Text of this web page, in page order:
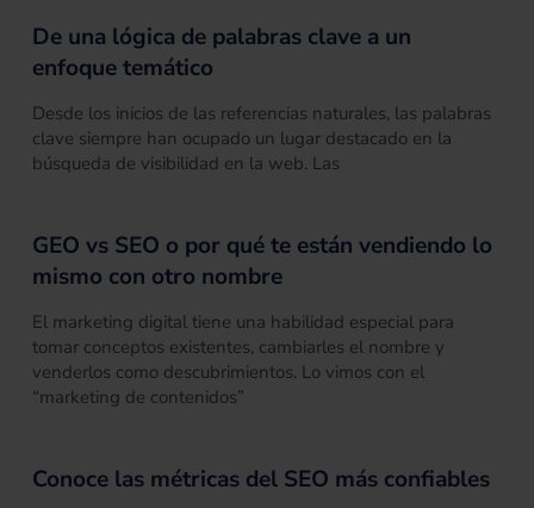
De una lógica de palabras clave a un
enfoque temático
Desde los inicios de las referencias naturales, las palabras
clave siempre han ocupado un lugar destacado en la
búsqueda de visibilidad en la web. Las
GEO vs SEO o por qué te están vendiendo lo
mismo con otro nombre
El marketing digital tiene una habilidad especial para
tomar conceptos existentes, cambiarles el nombre y
venderlos como descubrimientos. Lo vimos con el
“marketing de contenidos”
Conoce las métricas del SEO más confiables